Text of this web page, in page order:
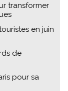
transformer
en juin
de
pour sa